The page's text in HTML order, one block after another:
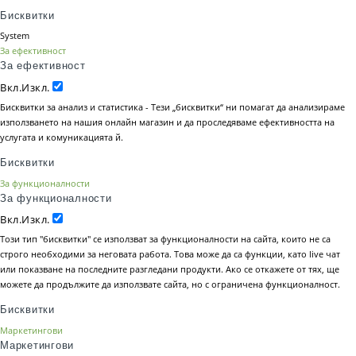
Бисквитки
System
За ефективност
За ефективност
Вкл.Изкл.
Бисквитки за анализ и статистика - Тези „бисквитки“ ни помагат да анализираме
използването на нашия онлайн магазин и да проследяваме ефективността на
услугата и комуникацията й.
Бисквитки
За функционалности
За функционалности
Вкл.Изкл.
Този тип "бисквитки" се използват за функционалности на сайта, които не са
строго необходими за неговата работа. Това може да са функции, като live чат
или показване на последните разгледани продукти. Ако се откажете от тях, ще
можете да продължите да използвате сайта, но с ограничена функционалност.
Бисквитки
Маркетингови
Маркетингови